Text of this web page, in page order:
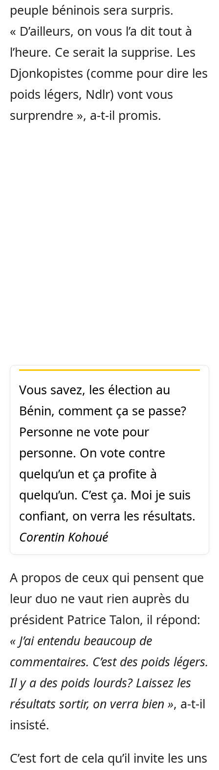
peuple béninois sera surpris.
« D’ailleurs, on vous l’a dit tout à
l’heure. Ce serait la supprise. Les
Djonkopistes (comme pour dire les
poids légers, Ndlr) vont vous
surprendre », a-t-il promis.
Vous savez, les élection au
Bénin, comment ça se passe?
Personne ne vote pour
personne. On vote contre
quelqu’un et ça profite à
quelqu’un. C’est ça. Moi je suis
confiant, on verra les résultats.
Corentin Kohoué
A propos de ceux qui pensent que
leur duo ne vaut rien auprès du
président Patrice Talon, il répond:
« J’ai entendu beaucoup de
commentaires. C’est des poids légers.
Il y a des poids lourds? Laissez les
résultats sortir, on verra bien », a-t-il
insisté.
C’est fort de cela qu’il invite les uns